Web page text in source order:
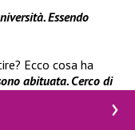
Essendo
Ecco cosa ha
abituata. Cerco di
perché pensa di